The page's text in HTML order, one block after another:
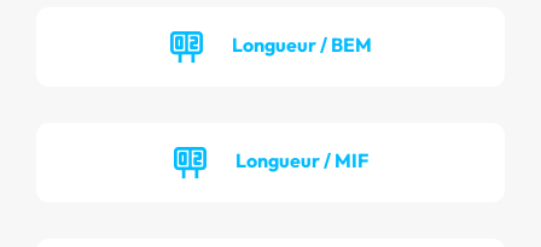
Longueur / BEM
Longueur / MIF